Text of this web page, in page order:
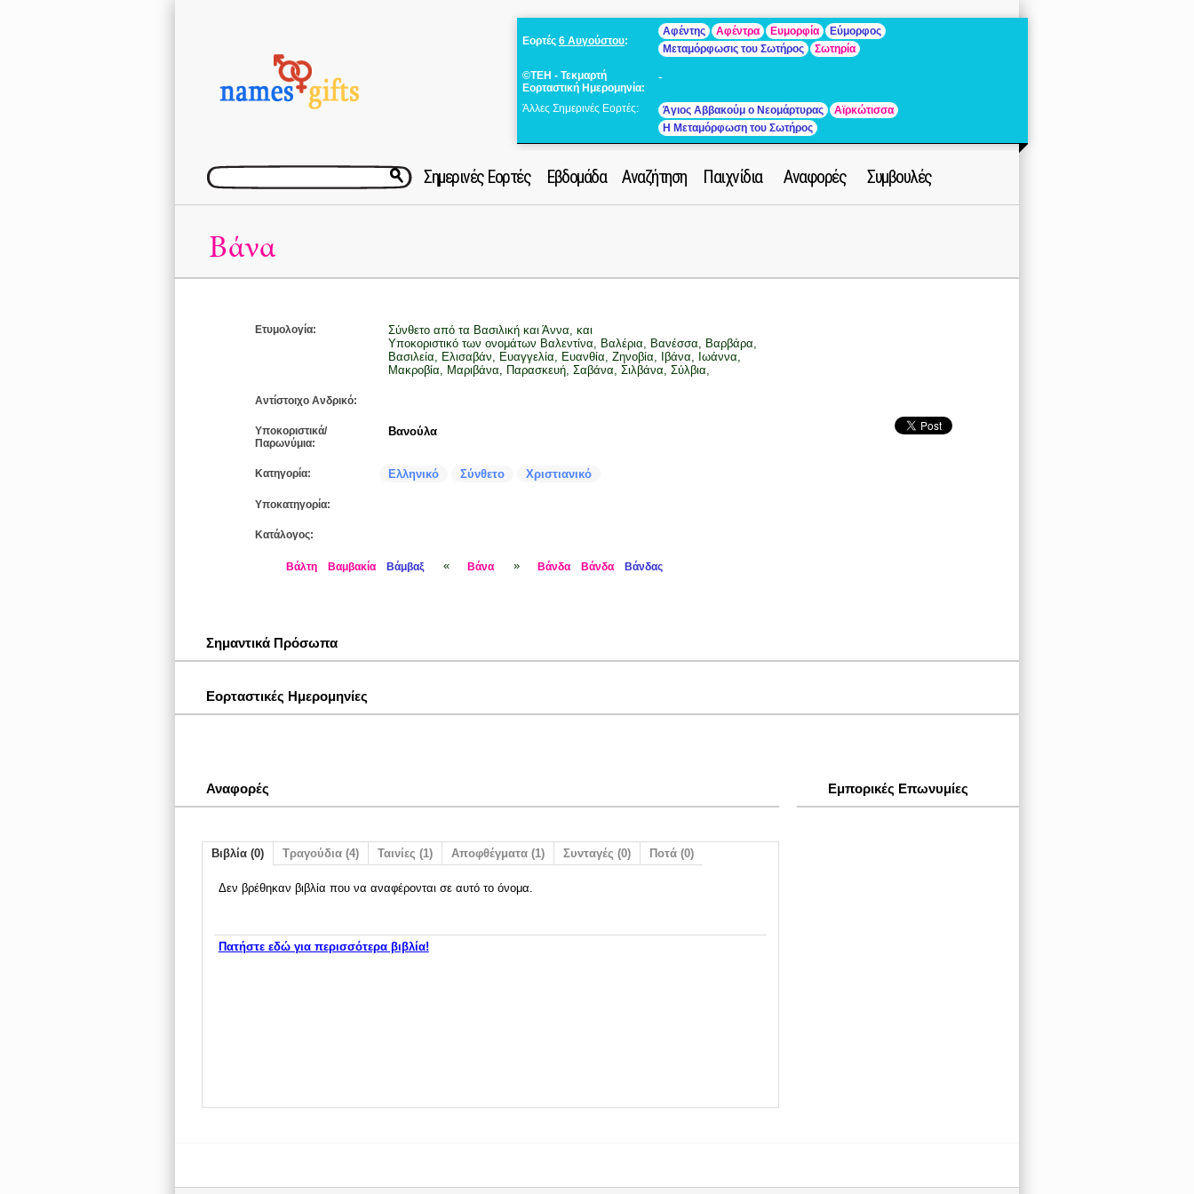
Εορτές 6 Αυγούστου:
Αφέντης Αφέντρα Ευμορφία
Εύμορφος
Μεταμόρφωσις του Σωτήρος
Σωτηρία
©ΤΕΗ - Τεκμαρτή
Εορταστική Ημερομηνία:
-
Άλλες Σημερινές Εορτές: Άγιος Αββακούμ ο Νεομάρτυρας
Αϊρκώτισσα
Η Μεταμόρφωση του Σωτήρος
Σημερινές Εορτές Εβδομάδα Αναζήτηση Παιχνίδια Αναφορές Συμβουλές
Βάνα
Ετυμολογία:
Σύνθετο από τα Βασιλική και Άννα, και
Υποκοριστικό των ονομάτων Βαλεντίνα, Βαλέρια, Βανέσσα, Βαρβάρα,
Βασιλεία, Ελισαβάν, Ευαγγελία, Ευανθία, Ζηνοβία, Ιβάνα, Ιωάννα,
Μακροβία, Μαριβάνα, Παρασκευή, Σαβάνα, Σιλβάνα, Σύλβια,
Αντίστοιχο Ανδρικό:
Υποκοριστικά/
Παρωνύμια:
Βανούλα
Κατηγορία: Ελληνικό Σύνθετο Χριστιανικό
Υποκατηγορία:
Κατάλογος:
Βάλτη Βαμβακία Βάμβαξ « Βάνα » Βάνδα Βάνδα Βάνδας
Σημαντικά Πρόσωπα
Εορταστικές Ημερομηνίες
Εμπορικές Επωνυμίες
Αναφορές
Βιβλία (0) Τραγούδια (4) Ταινίες (1) Αποφθέγματα (1) Συνταγές (0) Ποτά (0)
Δεν βρέθηκαν βιβλία που να αναφέρονται σε αυτό το όνομα.
Πατήστε εδώ για περισσότερα βιβλία!